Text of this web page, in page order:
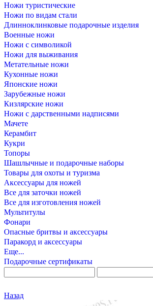
Ножи туристические
Ножи по видам стали
Длинноклинковые подарочные изделия
Военные ножи
Ножи с символикой
Ножи для выживания
Метательные ножи
Кухонные ножи
Японские ножи
Зарубежные ножи
Кизлярские ножи
Ножи с дарственными надписями
Мачете
Керамбит
Кукри
Топоры
Шашлычные и подарочные наборы
Товары для охоты и туризма
Аксессуары для ножей
Все для заточки ножей
Все для изготовления ножей
Мультитулы
Фонари
Опасные бритвы и аксессуары
Паракорд и аксессуары
Еще...
Подарочные сертификаты
Назад